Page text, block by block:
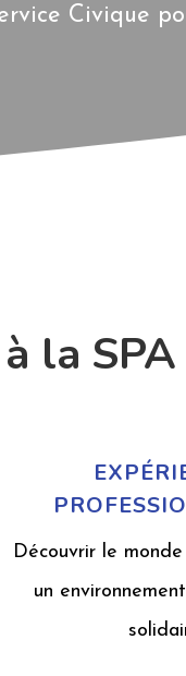
Civique
la SPA
Découvrir le
un